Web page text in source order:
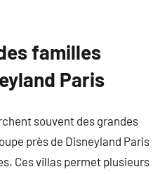
familles
Paris
souvent des grandes
près de Disneyland Paris
Ces villas permet plusieurs